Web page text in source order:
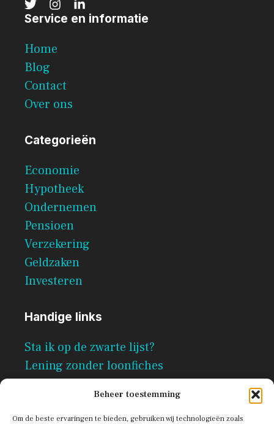
Beheer toestemming
Om de beste ervaringen te bieden, gebruiken wij technologieën zoals
Service en informatie
Home
Blog
Contact
Over ons
Categorieën
Economie
Hypotheek
Ondernemen
Pensioen
Verzekering
Geldzaken
Investeren
Handige links
Sta ik op de zwarte lijst?
Lening zonder loonfiches
Per direct geld lenen zonder